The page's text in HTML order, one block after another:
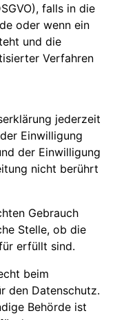
falls in die
oder wenn ein
und die
Verfahren
jederzeit
Einwilligung
der Einwilligung
nicht berührt
Gebrauch
Stelle, ob die
erfüllt sind.
beim
den Datenschutz.
Behörde ist